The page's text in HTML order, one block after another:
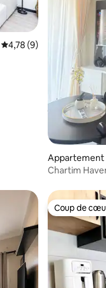
Évaluation moyenne sur
4,78 (9)
Appartement
orone
Chartim
Coup de
Coup de